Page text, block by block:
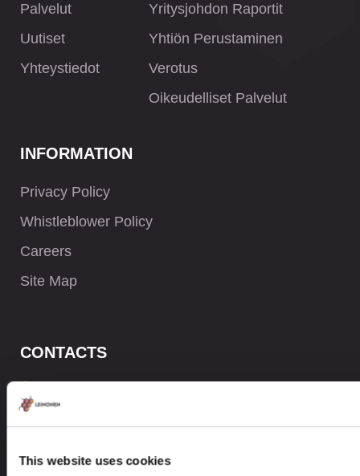
This website uses cookies
Palvelut
Uutiset
Yhteystiedot
Yritysjohdon Raportit
Yhtiön Perustaminen
Verotus
Oikeudelliset Palvelut
INFORMATION
Privacy Policy
Whistleblower Policy
Careers
Site Map
CONTACTS